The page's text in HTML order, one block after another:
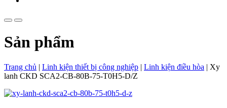
Sản phẩm
Trang chủ | Linh kiện thiết bị công nghiệp | Linh kiện điều hòa | Xy
lanh CKD SCA2-CB-80B-75-T0H5-D/Z